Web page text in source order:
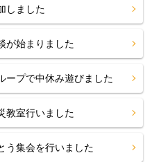
しました
が始まりました
プで中休み遊びました
室行いました
う集会を行いました